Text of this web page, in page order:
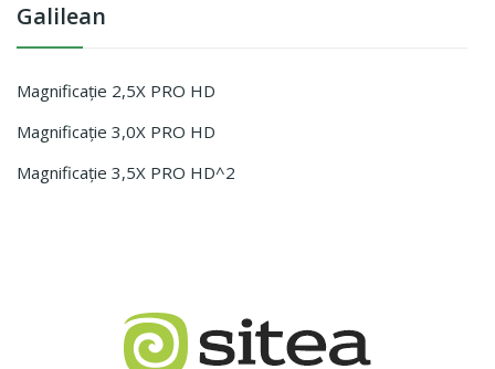
Galilean
Magnificație 2,5X PRO HD
Magnificație 3,0X PRO HD
Magnificație 3,5X PRO HD^2